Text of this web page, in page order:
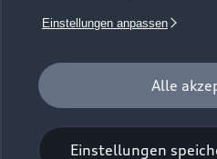
Einstellungen anpassen
Alle
Einstellungen
Zur Reparatur